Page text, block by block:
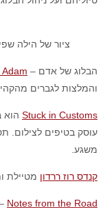
ציור של הילה
הבלוג של אדם –
והמלצות לגברים
Stuck in Customs הוא
עוסק בטיפים לצילום.
משגע.
קנדס רוז ררדון מטיילת
Notes from the Road